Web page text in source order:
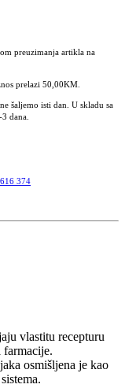
preuzimanja artikla na
prelazi 50,00KM.
šaljemo isti dan. U skladu sa
dana.
374
vlastitu recepturu
osmišljena je kao